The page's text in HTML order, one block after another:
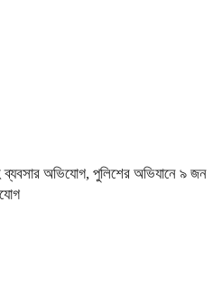
ব্যবসার অভিযোগ, পুলিশের অভিযানে ৯ জন